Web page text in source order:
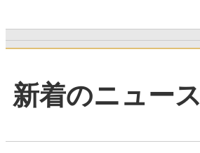
新着のニュース